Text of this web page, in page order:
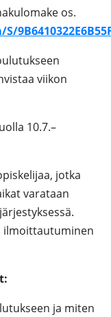
os.
viikon
10.7.–
jotka
varataan
ilmoittautuminen
ja miten